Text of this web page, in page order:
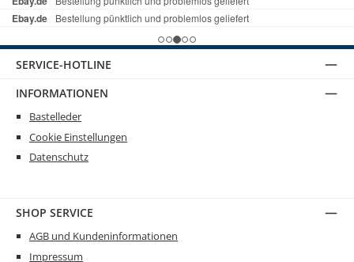
SERVICE-HOTLINE
INFORMATIONEN
Bastelleder
Cookie Einstellungen
Datenschutz
SHOP SERVICE
AGB und Kundeninformationen
Impressum